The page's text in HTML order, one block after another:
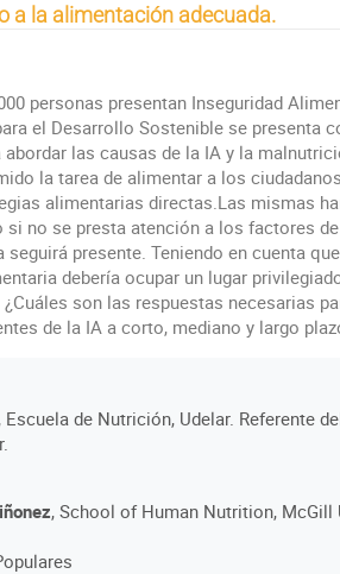
a la alimentación adecuada.
personas presentan Inseguridad
el Desarrollo Sostenible se presenta
las causas de la IA y la
la tarea de alimentar a los
alimentarias directas.Las mismas
si no se presta atención a los factores
presente. Teniendo en cuenta
debería ocupar un lugar
son las respuestas necesarias
de la IA a corto, mediano y largo
Escuela de Nutrición, Udelar. Referente
, School of Human Nutrition, McGill